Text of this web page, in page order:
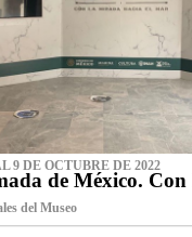
9 DE OCTUBRE DE 2022
de México.
del Museo‌